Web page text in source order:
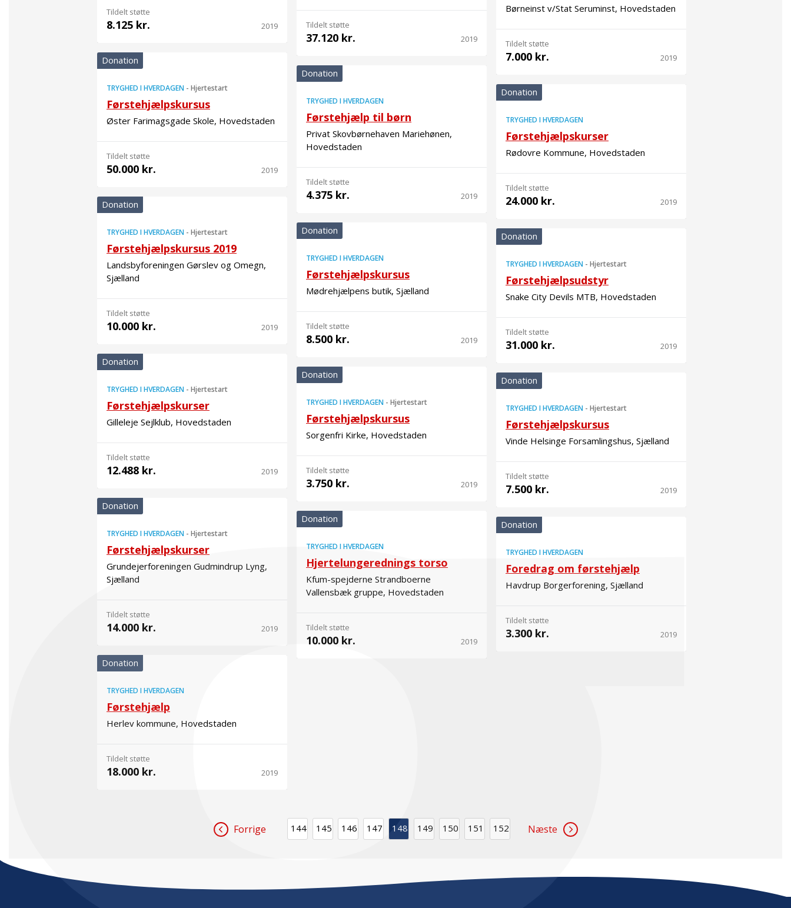
Tildelt støtte
8.125 kr. 2019 Tildelt støtte
37.120 kr. 2019
Børneinst v/Stat Seruminst, Hovedstaden
Tildelt støtte
7.000 kr. 2019
Donation
TRYGHED I HVERDAGEN - Hjertestart
Førstehjælpskursus
Øster Farimagsgade Skole, Hovedstaden
Tildelt støtte
50.000 kr. 2019
Donation
TRYGHED I HVERDAGEN
Førstehjælp til børn
Privat Skovbørnehaven Mariehønen,
Hovedstaden
Tildelt støtte
4.375 kr. 2019
Donation
TRYGHED I HVERDAGEN
Førstehjælpskurser
Rødovre Kommune, Hovedstaden
Tildelt støtte
24.000 kr. 2019
Donation
TRYGHED I HVERDAGEN - Hjertestart
Førstehjælpskursus 2019
Landsbyforeningen Gørslev og Omegn,
Sjælland
Tildelt støtte
10.000 kr. 2019
Donation
TRYGHED I HVERDAGEN
Førstehjælpskursus
Mødrehjælpens butik, Sjælland
Tildelt støtte
8.500 kr. 2019
Donation
TRYGHED I HVERDAGEN - Hjertestart
Førstehjælpsudstyr
Snake City Devils MTB, Hovedstaden
Tildelt støtte
31.000 kr. 2019
Donation
TRYGHED I HVERDAGEN - Hjertestart
Førstehjælpskurser
Gilleleje Sejlklub, Hovedstaden
Tildelt støtte
12.488 kr. 2019
Donation
TRYGHED I HVERDAGEN - Hjertestart
Førstehjælpskursus
Sorgenfri Kirke, Hovedstaden
Tildelt støtte
3.750 kr. 2019
Donation
TRYGHED I HVERDAGEN - Hjertestart
Førstehjælpskursus
Vinde Helsinge Forsamlingshus, Sjælland
Tildelt støtte
7.500 kr. 2019
Donation
TRYGHED I HVERDAGEN - Hjertestart
Førstehjælpskurser
Grundejerforeningen Gudmindrup Lyng,
Sjælland
Tildelt støtte
14.000 kr. 2019
Donation
TRYGHED I HVERDAGEN
Hjertelungerednings torso
Kfum-spejderne Strandboerne
Vallensbæk gruppe, Hovedstaden
Tildelt støtte
10.000 kr. 2019
Donation
TRYGHED I HVERDAGEN
Foredrag om førstehjælp
Havdrup Borgerforening, Sjælland
Tildelt støtte
3.300 kr. 2019
Donation
TRYGHED I HVERDAGEN
Førstehjælp
Herlev kommune, Hovedstaden
Tildelt støtte
18.000 kr. 2019
Forrige 144 145 146 147 148 149 150 151 152 Næste